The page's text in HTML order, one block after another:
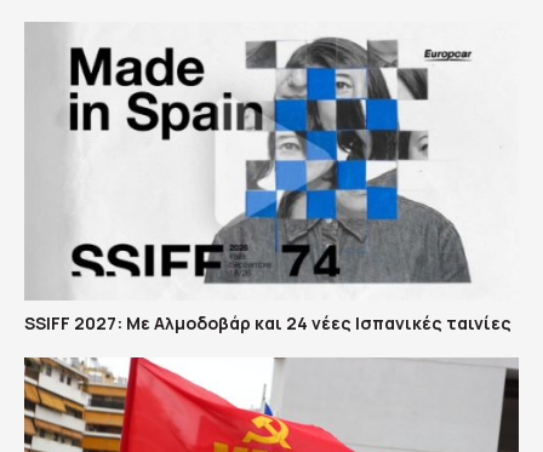
SSIFF 2027: Με Αλμοδοβάρ και 24 νέες Ισπανικές ταινίες